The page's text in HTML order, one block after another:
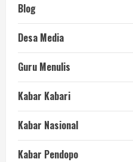
Blog
Desa Media
Guru Menulis
Kabar Kabari
Kabar Nasional
Kabar Pendopo